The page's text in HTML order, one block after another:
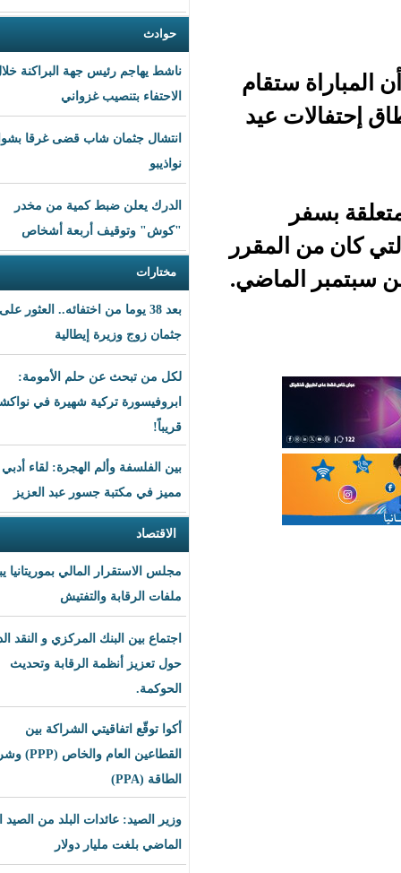
ناشط يهاجم رئيس جهة البراكنة خلال
الاحتفاء بتنصيب غزواني
انتشال جثمان شاب قضى غرقا بشواطئ
الدرك يعلن ضبط كمية من مخدر
"كوش" وتوقيف أربعة أشخاص
مختارات
بعد 38 يوما من اختفائه.. العثور على
جثمان زوج وزيرة إيطالية
لكل من تبحث عن حلم الأمومة:
ابروفيسورة تركية شهيرة في نواكشوط
بين الفلسفة وألم الهجرة: لقاء أدبي
مميز في مكتبة جسور عبد العزيز
مجلس الاستقرار المالي بموريتانيا يبحث
ملفات الرقابة والتفتيش
اجتماع بين البنك المركزي و النقد الدولي
حول تعزيز أنظمة الرقابة وتحديث
أكوا توقّع اتفاقيتي الشراكة بين
القطاعين العام والخاص (PPP) وشراء
وزير الصيد: عائدات البلد من الصيد العام
الماضي بلغت مليار دولار
عيد